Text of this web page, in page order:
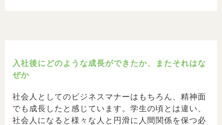
入社後にどのような成長ができたか、またそれはな
ぜか
社会人としてのビジネスマナーはもちろん、精神面
でも成長したと感じています。学生の頃とは違い、
社会人になると様々な人と円滑に人間関係を保つ必